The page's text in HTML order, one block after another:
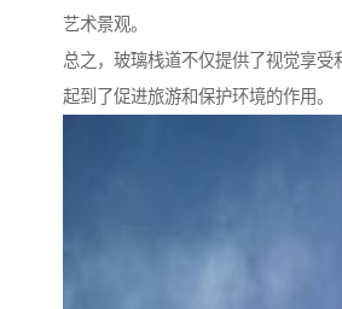
艺术景观。
总之，玻璃栈道不仅提供了视觉享受
起到了促进旅游和保护环境的作用。